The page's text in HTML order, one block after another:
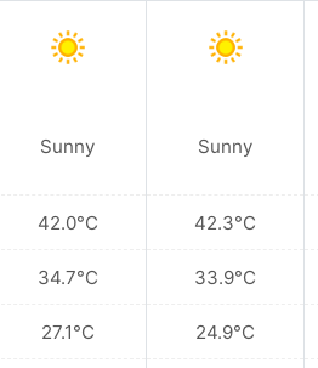
Sunny
42.0°C
34.7°C
27.1°C
Sunny
42.3°C
33.9°C
24.9°C